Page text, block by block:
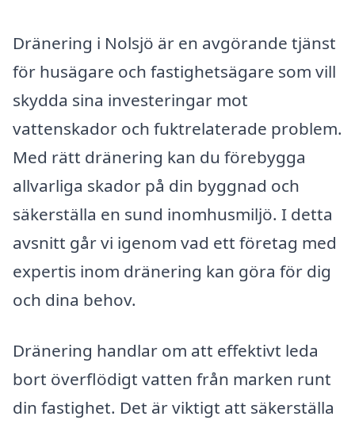
Dränering i Nolsjö är en avgörande tjänst
för husägare och fastighetsägare som vill
skydda sina investeringar mot
vattenskador och fuktrelaterade problem.
Med rätt dränering kan du förebygga
allvarliga skador på din byggnad och
säkerställa en sund inomhusmiljö. I detta
avsnitt går vi igenom vad ett företag med
expertis inom dränering kan göra för dig
och dina behov.
Dränering handlar om att effektivt leda
bort överflödigt vatten från marken runt
din fastighet. Det är viktigt att säkerställa